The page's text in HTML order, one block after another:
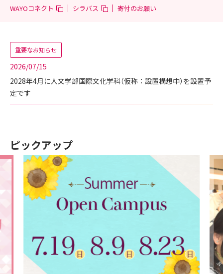
WAYOコネクト シラバス 寄付のお願い
重要なお知らせ
2026/07/15
2028年4月に人文学部国際文化学科（仮称：設置構想中）を設置予
定です
ピックアップ